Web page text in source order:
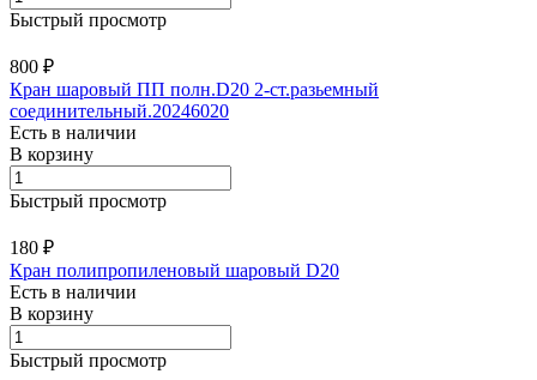
Быстрый просмотр
800 ₽
Кран шаровый ПП полн.D20 2-ст.разьемный
соединительный.20246020
Есть в наличии
В корзину
Быстрый просмотр
180 ₽
Кран полипропиленовый шаровый D20
Есть в наличии
В корзину
Быстрый просмотр